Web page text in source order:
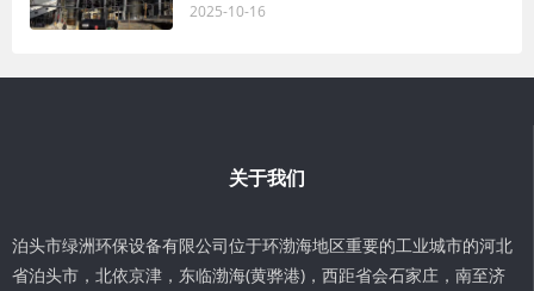
2025-10-16
关于我们
泊头市绿洲环保设备有限公司位于环渤海地区重要的工业城市的河北
省泊头市，北依京津，东临渤海(黄骅港)，西距省会石家庄，南至济